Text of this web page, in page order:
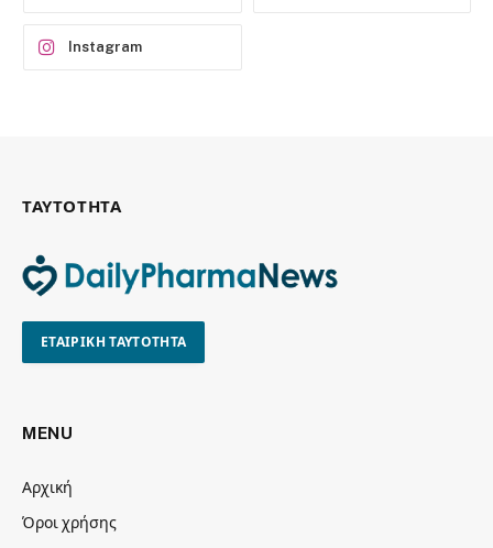
Instagram
ΤΑΥΤΟΤΗΤΑ
ΕΤΑΙΡΙΚΗ ΤΑΥΤΟΤΗΤΑ
MENU
Αρχική
Όροι χρήσης